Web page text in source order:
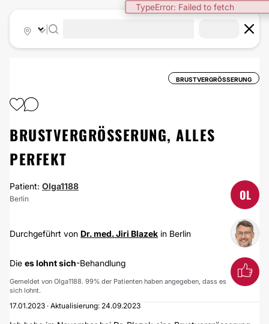
TypeError: Failed to fetch
BRUSTVERGRÖSSERUNG
BRUSTVERGRÖSSERUNG, ALLES
PERFEKT
Patient: Olga1188
Berlin OL
Durchgeführt von Dr. med. Jiri Blazek in Berlin
Die es lohnt sich-Behandlung
Gemeldet von Olga1188. 99% der Patienten haben angegeben, dass es
sich lohnt.
17.01.2023 · Aktualisierung: 24.09.2023